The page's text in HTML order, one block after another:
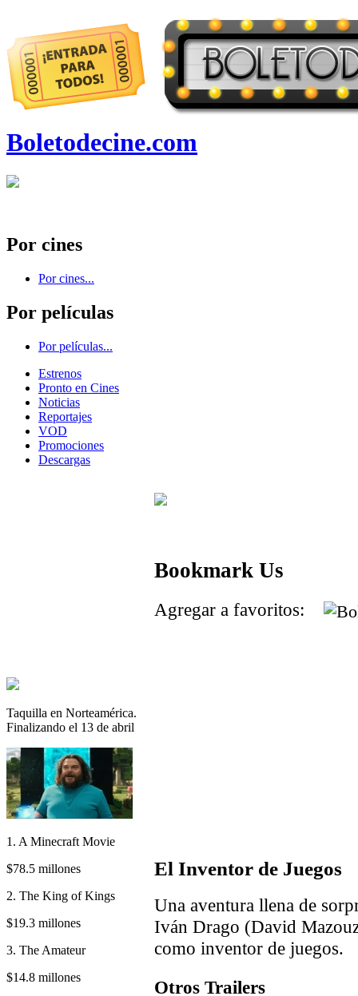
Boletodecine.com
Por cines
Por cines...
Por películas
Por películas...
Estrenos
Pronto en Cines
Noticias
Reportajes
VOD
Promociones
Descargas
Taquilla en Norteamérica.
Finalizando el 13 de abril
1. A Minecraft Movie
$78.5 millones
2. The King of Kings
$19.3 millones
3. The Amateur
$14.8 millones
Bookmark Us
Agregar a favoritos:
El Inventor de Juegos
Una aventura llena de
Iván Drago (David
como inventor de juegos.
Otros Trailers